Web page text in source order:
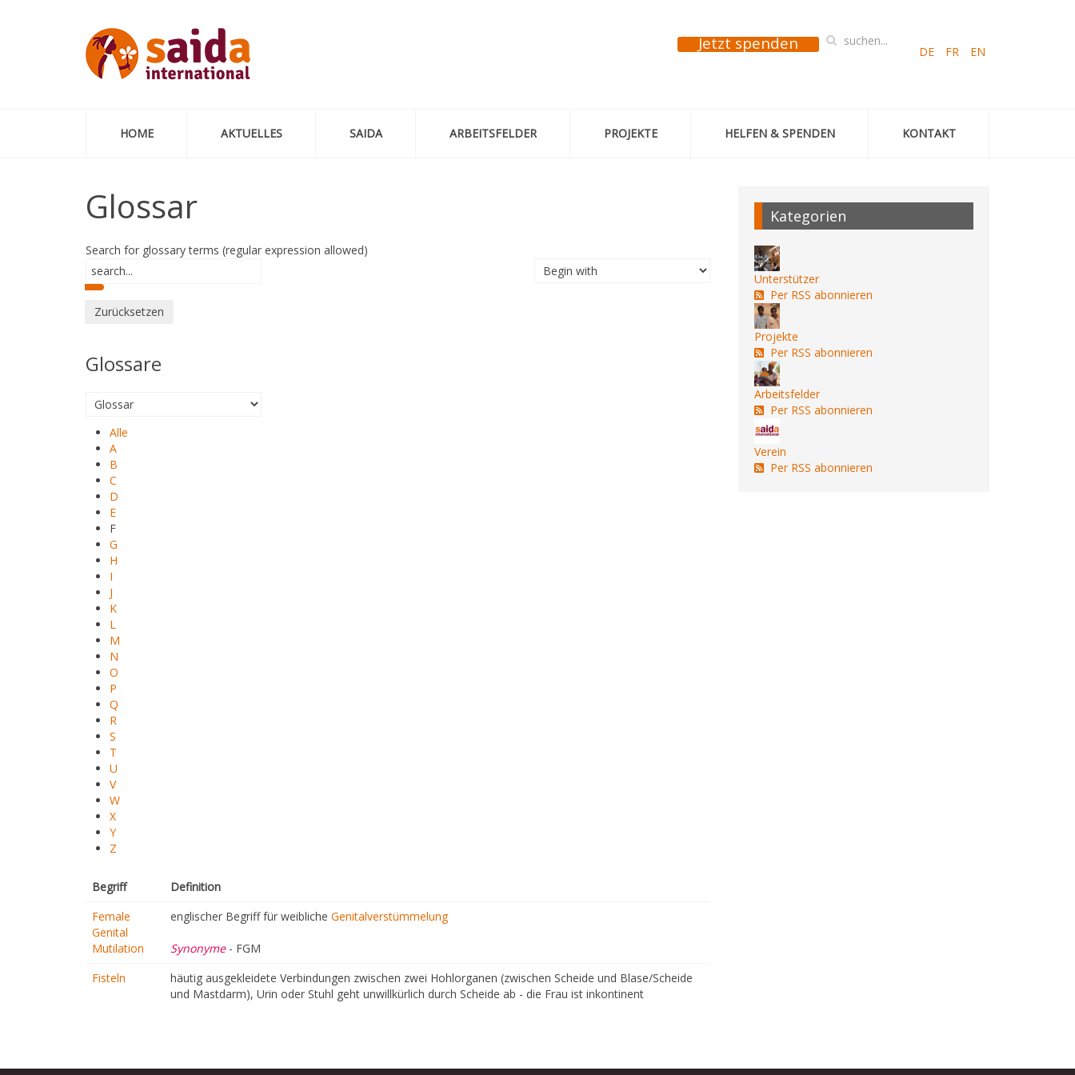
DE FR EN
Jetzt spenden
HOME AKTUELLES SAIDA ARBEITSFELDER PROJEKTE HELFEN & SPENDEN KONTAKT
Glossar
Search for glossary terms (regular expression allowed)
Glossare
Alle
A
B
C
D
E
F
G
H
I
J
K
L
M
N
O
P
Q
R
S
T
U
V
W
X
Y
Z
Begriff
Definition
Female
Genital
Mutilation
englischer Begriff für weibliche Genitalverstümmelung
Synonyme- FGM
Fisteln
häutig ausgekleidete Verbindungen zwischen zwei Hohlorganen (zwischen Scheide und Blase/Scheide
und Mastdarm), Urin oder Stuhl geht unwillkürlich durch Scheide ab - die Frau ist inkontinent
Kategorien
Unterstützer
Per RSS abonnieren
Projekte
Per RSS abonnieren
Arbeitsfelder
Per RSS abonnieren
Verein
Per RSS abonnieren